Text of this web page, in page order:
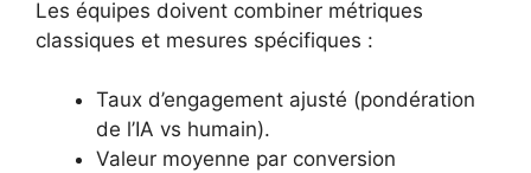
Les équipes doivent combiner métriques
classiques et mesures spécifiques :
Taux d’engagement ajusté (pondération
de l’IA vs humain).
Valeur moyenne par conversion